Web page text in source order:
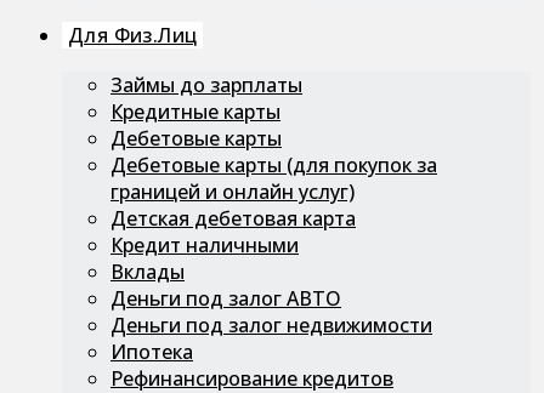
Для Физ.лиц
Займы до зарплаты
Кредитные карты
Дебетовые карты
Дебетовые карты (для покупок за
границей и онлайн услуг)
Детская дебетовая карта
Кредит наличными
Вклады
Деньги под залог АВТО
Деньги под залог недвижимости
Ипотека
Рефинансирование кредитов